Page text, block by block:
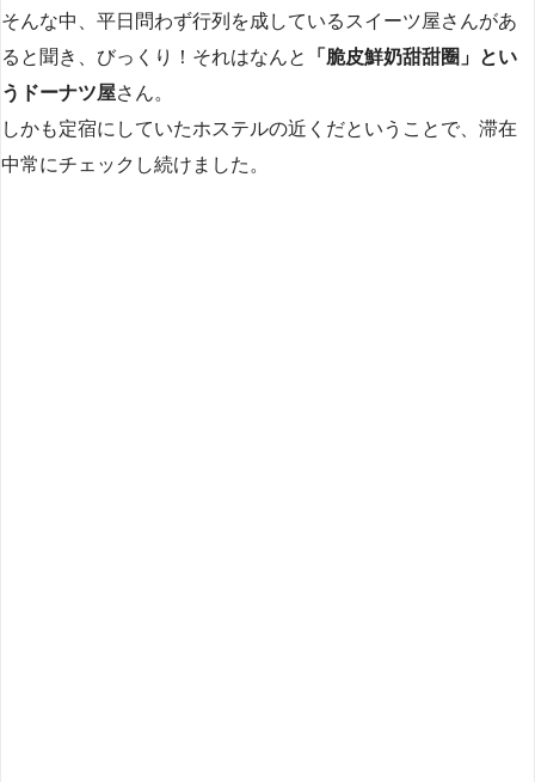
そんな中、平日問わず行列を成しているスイーツ屋さんがあ
ると聞き、びっくり！それはなんと
「脆皮鮮奶甜甜圈」とい
うドーナツ屋さん。
しかも定宿にしていたホステルの近くだということで、滞在
中常にチェックし続けました。